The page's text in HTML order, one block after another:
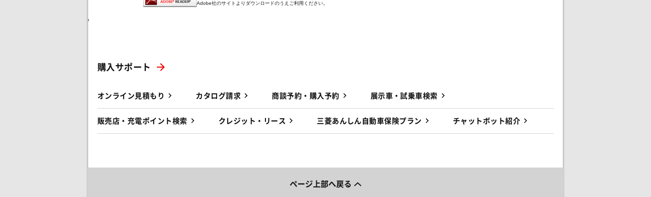
Adobe社のサイトよりダウンロードのうえご利用ください。
'
購入サポート
オンライン見積もり カタログ請求 商談予約・購入予約 展示車・試乗車検索
販売店・充電ポイント検索 クレジット・リース 三菱あんしん自動車保険プラン チャットボット紹介
ページ上部へ戻る